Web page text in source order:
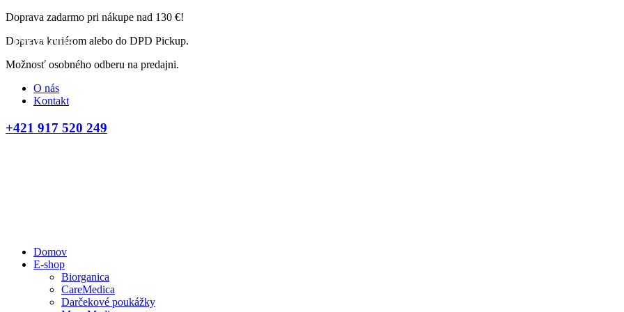
Doprava zadarmo pri nákupe nad 130 €!
Doprava kuriérom alebo do DPD Pickup.
Možnosť osobného odberu na predajni.
Previous
O nás
Kontakt
+421 917 520 249
Domov
E-shop
Biorganica
CareMedica
Darčekové poukážky